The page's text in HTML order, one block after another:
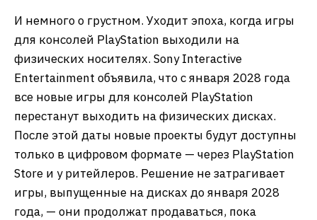
И немного о грустном. Уходит эпоха, когда игры
для консолей PlayStation выходили на
физических носителях. Sony Interactive
Entertainment объявила, что с января 2028 года
все новые игры для консолей PlayStation
перестанут выходить на физических дисках.
После этой даты новые проекты будут доступны
только в цифровом формате — через PlayStation
Store и у ритейлеров. Решение не затрагивает
игры, выпущенные на дисках до января 2028
года, — они продолжат продаваться, пока